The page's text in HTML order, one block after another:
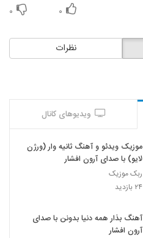
۰ ۰
نظرات
ویدیوهای کانال
موزیک ویدئو و آهنگ ثانیه وار (ورژن
لایو) با صدای آرون افشار
ربک موزیک
۲۴ بازدید
آهنگ بذار همه دنیا بدونن با صدای
آرون افشار